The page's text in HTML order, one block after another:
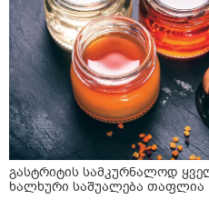
გასტრიტის სამკურნალოდ
ხალხური საშუალება თაფლია